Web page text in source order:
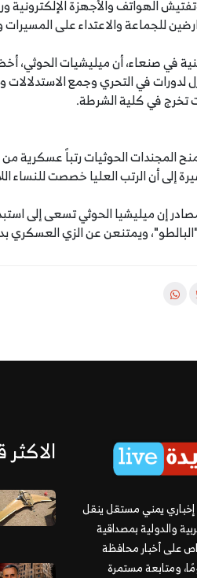
الهواتف والأجهزة الإلكترونية
للجماعة والاعتداء على
لدورات في التحري وجمع
في كلية الشرطة.
الحوثيات رتباً عسكرية من
إلى أن الرتب العليا خصصت للنساء
إن ميليشيا الحوثي تسعى إلى
ويمتنعن عن الزي العسكري
إخباري يمني مستقل ينقل
والدولية بمصداقية
على أخبار محافظة
ومتابعة مستمرة
الاكثر